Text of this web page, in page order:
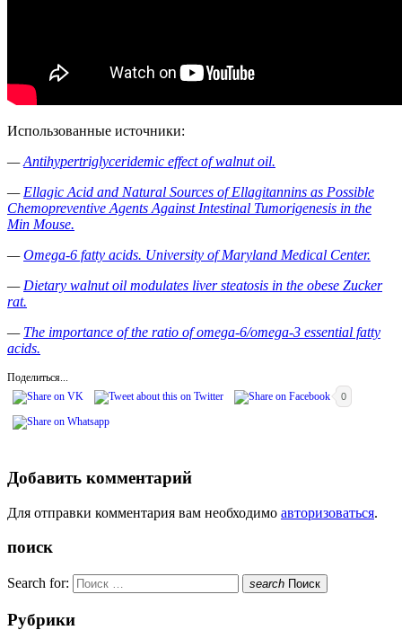
Использованные источники:
—Antihypertriglyceridemic effect of walnut oil.
— Ellagic Acid and Natural Sources of Ellagitannins as Possible
Chemopreventive Agents Against Intestinal Tumorigenesis in the
Min Mouse.
—Omega-6 fatty acids. University of Maryland Medical Center.
— Dietary walnut oil modulates liver steatosis in the obese Zucker
rat.
— The importance of the ratio of omega-6/omega-3 essential fatty
acids.
Поделиться...
0
Добавить комментарий
Для отправки комментария вам необходимо авторизоваться.
поиск
Search for: search Поиск
Рубрики